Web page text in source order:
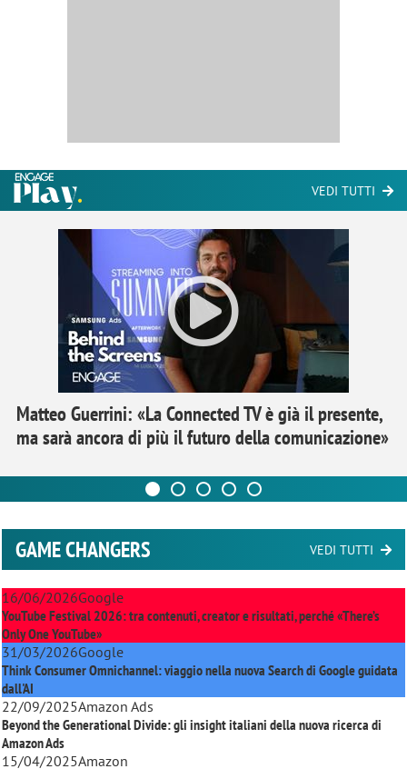
VEDI TUTTI
Matteo Guerrini: «La Connected TV è già il presente,
ma sarà ancora di più il futuro della comunicazione»
GAME CHANGERS VEDI TUTTI
16/06/2026Google
YouTube Festival 2026: tra contenuti, creator e risultati, perché «There’s
Only One YouTube»
31/03/2026Google
Think Consumer Omnichannel: viaggio nella nuova Search di Google guidata
dall'AI
22/09/2025Amazon Ads
Beyond the Generational Divide: gli insight italiani della nuova ricerca di
Amazon Ads
15/04/2025Amazon